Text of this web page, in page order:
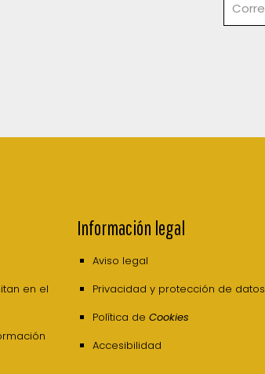
en el
Información legal
Aviso legal
Privacidad y protección de datos
Política de Cookies
Accesibilidad